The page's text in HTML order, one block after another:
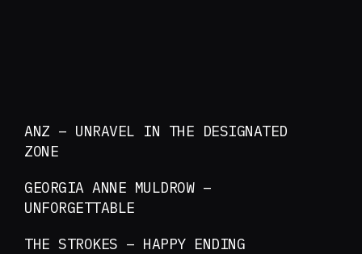
ANZ – UNRAVEL IN THE DESIGNATED
ZONE
GEORGIA ANNE MULDROW –
UNFORGETTABLE
THE STROKES – HAPPY ENDING